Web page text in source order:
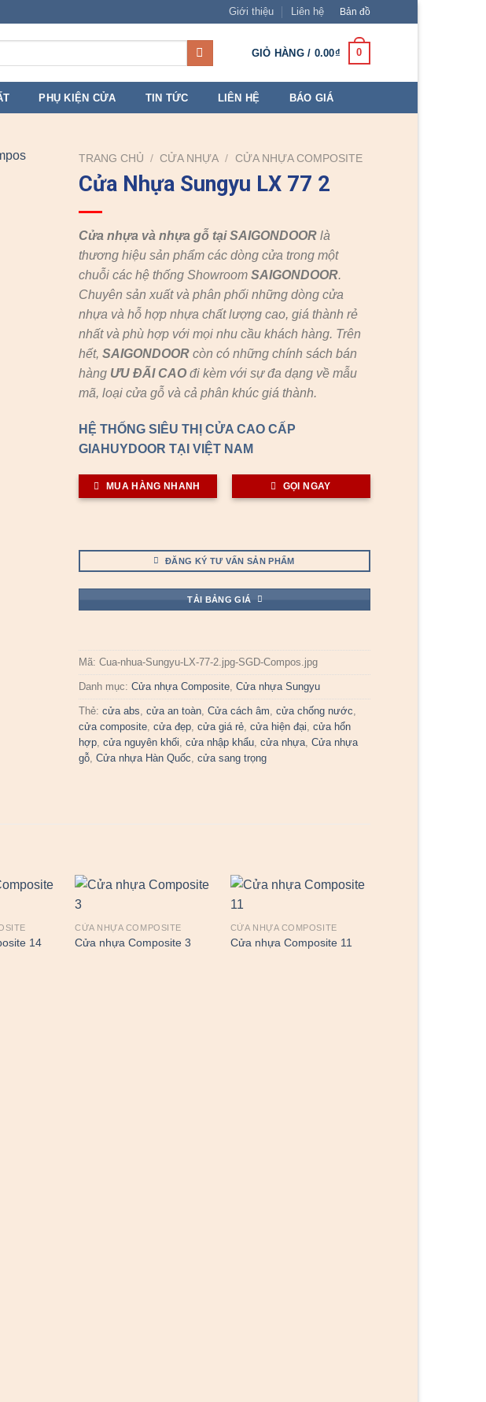
Giới thiệu Liên hệ Bản đồ
GIỎ HÀNG / 0.00₫ 0
PHỤ KIỆN CỬA TIN TỨC LIÊN HỆ BÁO GIÁ
TRANG CHỦ / CỬA NHỰA / CỬA NHỰA COMPOSITE
Cửa Nhựa Sungyu LX 77 2
Cửa nhựa và nhựa gỗ tại SAIGONDOOR là
thương hiệu sản phẩm các dòng cửa trong một
chuỗi các hệ thống ShowroomSAIGONDOOR.
Chuyên sản xuất và phân phối những dòng cửa
nhựa và hỗ hợp nhựa chất lượng cao, giá thành rẻ
nhất và phù hợp với mọi nhu cầu khách hàng. Trên
hết,SAIGONDOOR còn có những chính sách bán
hàng ƯU ĐÃI CAOđi kèm với sự đa dạng về mẫu
mã, loại cửa gỗ và cả phân khúc giá thành.
HỆ THỐNG SIÊU THỊ CỬA CAO CẤP
GIAHUYDOOR TẠI VIỆT NAM
MUA HÀNG NHANH GỌI NGAY
ĐĂNG KÝ TƯ VẤN SẢN PHẨM
TẢI BẢNG GIÁ
Mã:Cua-nhua-Sungyu-LX-77-2.jpg-SGD-Compos.jpg
Danh mục:Cửa nhựa Composite,Cửa nhựa Sungyu
Thẻ:cửa abs,cửa an toàn,Cửa cách âm,cửa chống nước,
cửa composite,cửa đẹp,cửa giá rẻ,cửa hiện đại,cửa hổn
hợp,cửa nguyên khối,cửa nhập khẩu,cửa nhựa,Cửa nhựa
gỗ,Cửa nhựa Hàn Quốc,cửa sang trọng
14
CỬA NHỰA COMPOSITE
Cửa nhựa Composite 3
CỬA NHỰA COMPOSITE
Cửa nhựa Composite 11